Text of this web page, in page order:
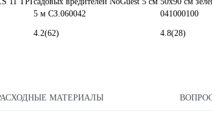
5 м СЗ.060042
4.2(62)
041000100
4.8(28)
МАТЕРИАЛЫ